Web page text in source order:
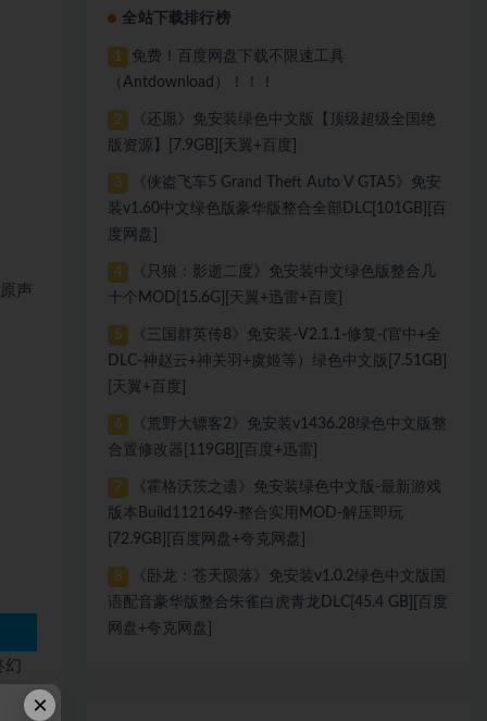
声
界
全站下载排行榜
1
免费！百度网盘下载不限速工具
（Antdownload）！！！
2
《还愿》免安装绿色中文版【顶级超级全国绝
版资源】[7.9GB][天翼+百度]
3
《侠盗飞车5 Grand Theft Auto V GTA5》免安
装v1.60中文绿色版豪华版整合全部DLC[101GB][百
度网盘]
4
《只狼：影逝二度》免安装中文绿色版整合几
十个MOD[15.6G][天翼+迅雷+百度]
5
《三国群英传8》免安装-V2.1.1-修复-(官中+全
DLC-神赵云+神关羽+虞姬等）绿色中文版[7.51GB]
[天翼+百度]
6
《荒野大镖客2》免安装v1436.28绿色中文版整
合置修改器[119GB][百度+迅雷]
7
《霍格沃茨之遗》免安装绿色中文版-最新游戏
版本Build1121649-整合实用MOD-解压即玩
[72.9GB][百度网盘+夸克网盘]
8
《卧龙：苍天陨落》免安装v1.0.2绿色中文版国
语配音豪华版整合朱雀白虎青龙DLC[45.4 GB][百度
网盘+夸克网盘]
×